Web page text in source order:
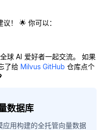
！ 🌟 你可以：
球 AI 爱好者一起交流。 如果
了给 Milvus GitHub 仓库点个
数据库
用构建的全托管向量数据